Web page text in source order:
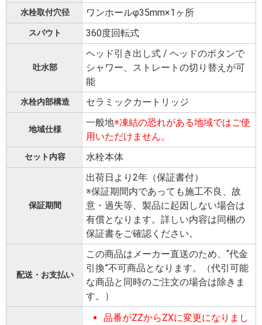
水栓取付穴径 ワンホールφ35mm×1ヶ所
スパウト 360度回転式
吐水部
ヘッド引き出し式 / ヘッドのボタンで
シャワー、ストレートの切り替えが可
能
水栓内部構造 セラミックカートリッジ
地域仕様
一般地※凍結の恐れがある地域ではご使
用いただけません。
セット内容 水栓本体
保証期間
出荷日より2年（保証書付）
※保証期間内であっても施工不良、故
意・過失等、製品に起因しない場合は
有償となります。詳しい内容は同梱の
保証書をご確認ください。
配送・お支払い
この商品はメーカー直送のため、“代金
引換”不可商品となります。（代引可能
な商品と同時のご注文の場合は除きま
す。）
品番がZZからZXに変更になりまし